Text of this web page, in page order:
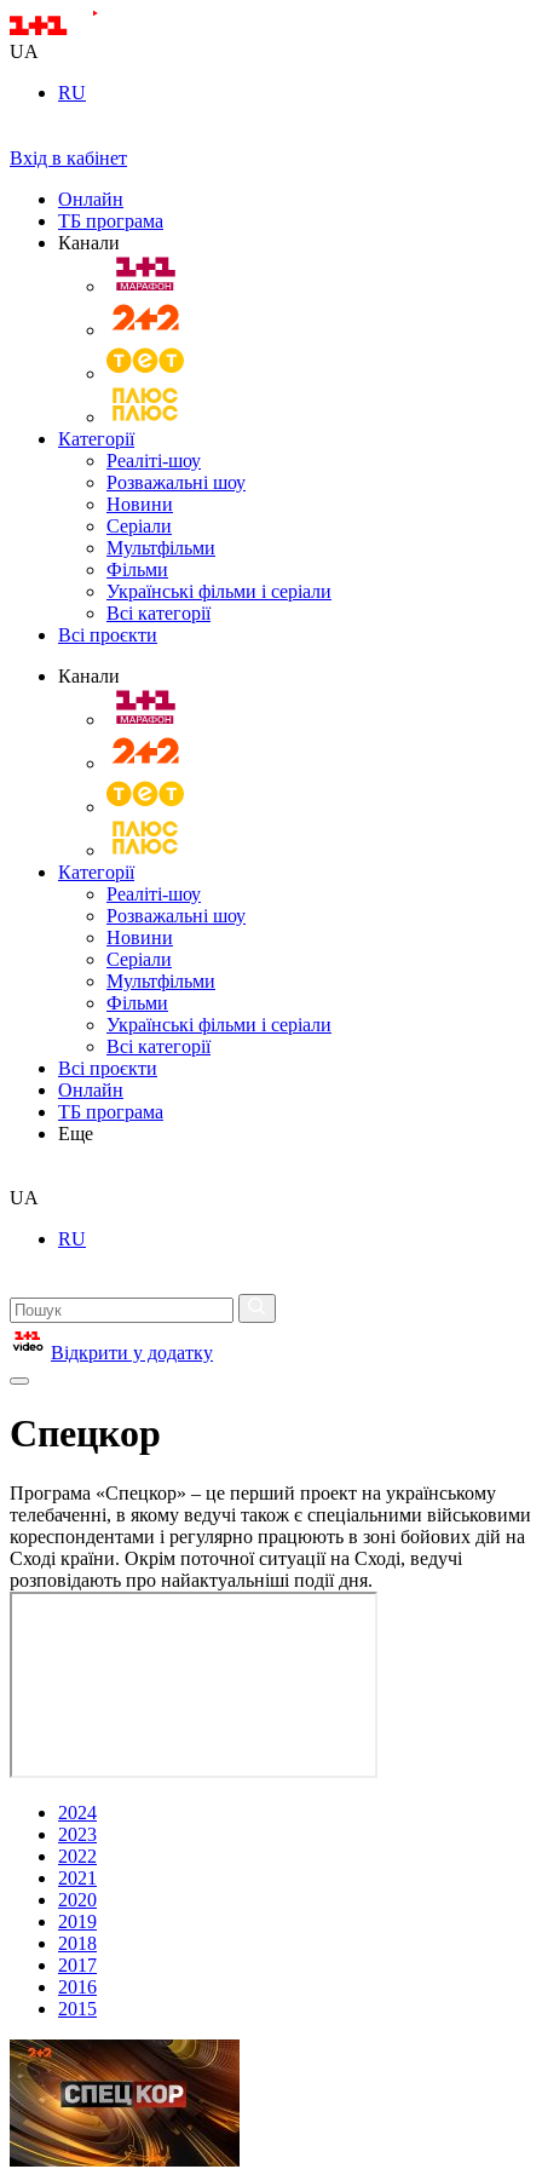
UA
RU
Вхід в кабінет
Онлайн
ТБ програма
Канали
Категорії
Реаліті-шоу
Розважальні шоу
Новини
Серіали
Мультфільми
Фільми
Українські фільми і серіали
Всі категорії
Всі проєкти
Канали
Категорії
Реаліті-шоу
Розважальні шоу
Новини
Серіали
Мультфільми
Фільми
Українські фільми і серіали
Всі категорії
Всі проєкти
Онлайн
ТБ програма
Еще
UA
RU
Відкрити у додатку
Спецкор
Програма «Спецкор» – це перший проект на українському
телебаченні, в якому ведучі також є спеціальними військовими
кореспондентами і регулярно працюють в зоні бойових дій на
Сході країни. Окрім поточної ситуації на Сході, ведучі
розповідають про найактуальніші події дня.
2024
2023
2022
2021
2020
2019
2018
2017
2016
2015